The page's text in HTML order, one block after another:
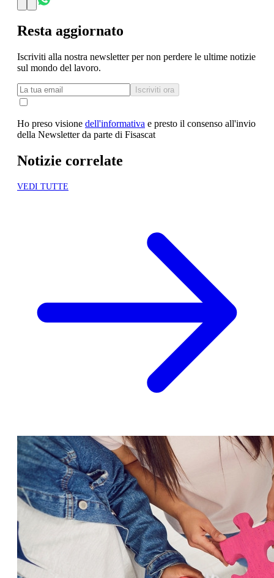
Resta aggiornato
Iscriviti alla nostra newsletter per non perdere le ultime notizie
sul mondo del lavoro.
Iscriviti ora
Ho preso visione dell'informativa e presto il consenso all'invio
della Newsletter da parte di Fisascat
Notizie correlate
VEDI TUTTE